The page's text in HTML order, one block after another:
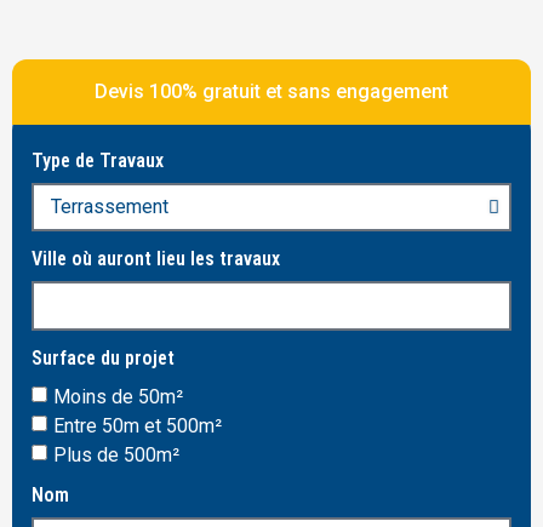
Devis 100% gratuit et sans engagement
Type de Travaux
Ville où auront lieu les travaux
Surface du projet
Moins de 50m²
Entre 50m et 500m²
Plus de 500m²
Nom